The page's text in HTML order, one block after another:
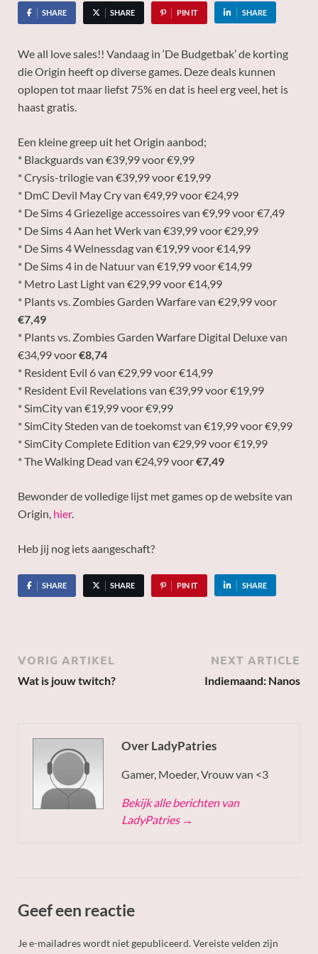
SHARE SHARE PIN IT SHARE
We all love sales!! Vandaag in ‘De Budgetbak’ de korting
die Origin heeft op diverse games. Deze deals kunnen
oplopen tot maar liefst 75% en dat is heel erg veel, het is
haast gratis.
Een kleine greep uit het Origin aanbod;
* Blackguards van €39,99 voor €9,99
* Crysis-trilogie van €39,99 voor €19,99
* DmC Devil May Cry van €49,99 voor €24,99
* De Sims 4 Griezelige accessoires van €9,99 voor €7,49
* De Sims 4 Aan het Werk van €39,99 voor €29,99
* De Sims 4 Welnessdag van €19,99 voor €14,99
* De Sims 4 in de Natuur van €19,99 voor €14,99
* Metro Last Light van €29,99 voor €14,99
* Plants vs. Zombies Garden Warfare van €29,99 voor
€7,49
* Plants vs. Zombies Garden Warfare Digital Deluxe van
€34,99 voor€8,74
* Resident Evil 6 van €29,99 voor €14,99
* Resident Evil Revelations van €39,99 voor €19,99
* SimCity van €19,99 voor €9,99
* SimCity Steden van de toekomst van €19,99 voor €9,99
* SimCity Complete Edition van €29,99 voor €19,99
* The Walking Dead van €24,99 voor€7,49
Bewonder de volledige lijst met games op de website van
Origin, hier.
Heb jij nog iets aangeschaft?
SHARE SHARE PIN IT SHARE
VORIG ARTIKEL
Wat is jouw twitch?
NEXT ARTICLE
Indiemaand: Nanos
Over LadyPatries
Gamer, Moeder, Vrouw van <3
Bekijk alle berichten van
LadyPatries →
Geef een reactie
Je e-mailadres wordt niet gepubliceerd.Vereiste velden zijn